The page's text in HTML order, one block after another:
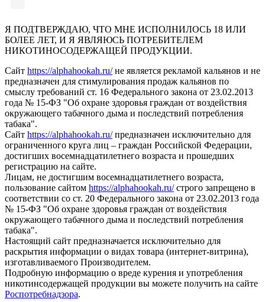
Я ПОДТВЕРЖДАЮ, ЧТО МНЕ ИСПОЛНИЛОСЬ 18 ИЛИ
БОЛЕЕ ЛЕТ, И Я ЯВЛЯЮСЬ ПОТРЕБИТЕЛЕМ
НИКОТИНОСОДЕРЖАЩЕЙ ПРОДУКЦИИ.
Сайт https://alphahookah.ru/не является рекламой кальянов и не
предназначен для стимулирования продаж кальянов по
смыслу требований ст. 16 Федерального закона от 23.02.2013
года № 15-ФЗ "Об охране здоровья граждан от воздействия
окружающего табачного дыма и последствий потребления
табака".
Сайт https://alphahookah.ru/предназначен исключительно для
ограниченного круга лиц – граждан Российской Федерации,
достигших восемнадцатилетнего возраста и прошедших
регистрацию на сайте.
Лицам, не достигшим восемнадцатилетнего возраста,
пользование сайтом https://alphahookah.ru/строго запрещено в
соответствии со ст. 20 Федерального закона от 23.02.2013 года
№ 15-ФЗ "Об охране здоровья граждан от воздействия
окружающего табачного дыма и последствий потребления
табака".
Настоящий сайт предназначается исключительно для
раскрытия информации о видах товара (интернет-витрина),
изготавливаемого Производителем.
Подробную информацию о вреде курения и употребления
никотинсодержащей продукции вы можете получить на сайте
Роспотребнадзора.